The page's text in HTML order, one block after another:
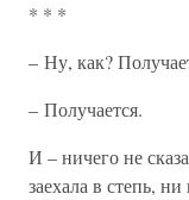
* * *
– Ну, как?
– Получается.
И – ничего не
заехала в степь,